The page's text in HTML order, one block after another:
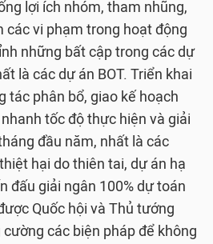
lợi ích nhóm, tham nhũng,
các vi phạm trong hoạt động
những bất cập trong các dự
là các dự án BOT. Triển khai
tác phân bổ, giao kế hoạch
tốc độ thực hiện và giải
đầu năm, nhất là các
hại do thiên tai, dự án hạ
đấu giải ngân 100% dự toán
Quốc hội và Thủ tướng
các biện pháp để không